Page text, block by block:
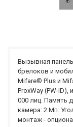
Вызывная
брелоков и
Mifare® Plus и
ProxWay (PW-
000 лиц. Память
камера: 2 Мп.
монтаж -